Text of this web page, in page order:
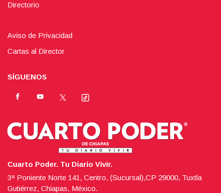
Directorio
Aviso de Privacidad
Cartas al Director
SÍGUENOS
Cuarto Poder. Tu Diario Vivir.
3ª Poniente Norte 141, Centro, (Sucursal),CP 29000, Tuxtla
Gutiérrez, Chiapas, México.